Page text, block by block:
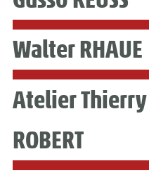
Walter RHAUE
Atelier
ROBERT